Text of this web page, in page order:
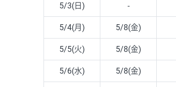
5/3(日) -
5/4(月) 5/8(金)
5/5(火) 5/8(金)
5/6(水) 5/8(金)